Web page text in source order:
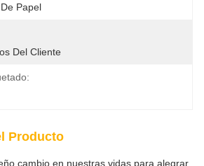
Papel
Del Cliente
Producto
cambio en nuestras vidas para alegrar